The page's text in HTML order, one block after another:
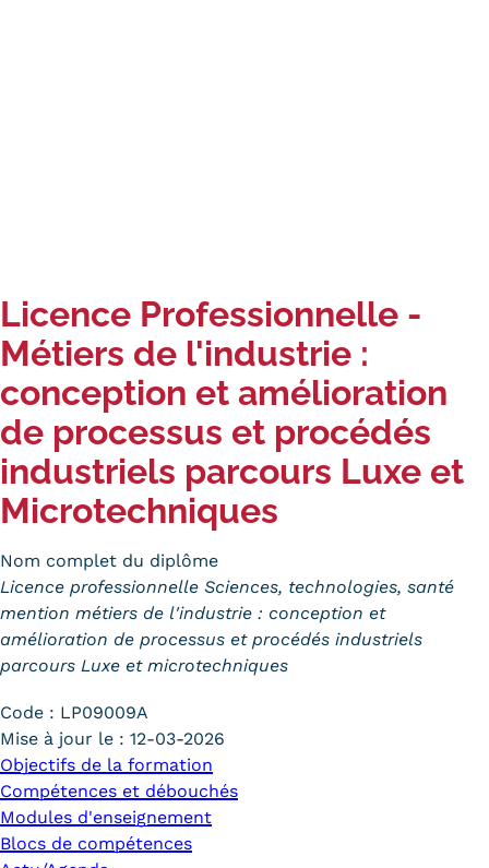
Revue de presse
Contact
Contacts services
Formulaire de contact
Formations
Trouver votre formation
OFFRE EN BFC
OFFRE NATIONALE
Catalogue national
Équivalences, passerelles et
suites de parcours
Modalités d'enseignement
Formation en présentiel
Licence Professionnelle -
Métiers de l'industrie :
conception et amélioration
de processus et procédés
industriels parcours Luxe et
Microtechniques
Nom complet du diplôme
Licence professionnelle Sciences, technologies, santé
mention métiers de l'industrie : conception et
amélioration de processus et procédés industriels
parcours Luxe et microtechniques
Code : LP09009A
Mise à jour le : 12-03-2026
Objectifs de la formation
Compétences et débouchés
Modules d'enseignement
Blocs de compétences